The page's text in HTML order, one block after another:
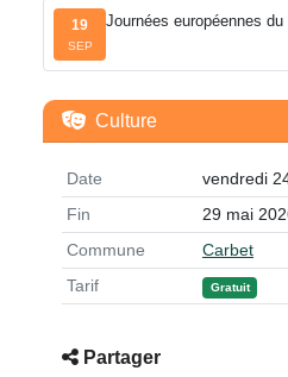
19
SEP
Journées européennes
Culture
Date
vendredi
Fin
29 mai
Commune
Carbet
Tarif
Gratuit
Partager